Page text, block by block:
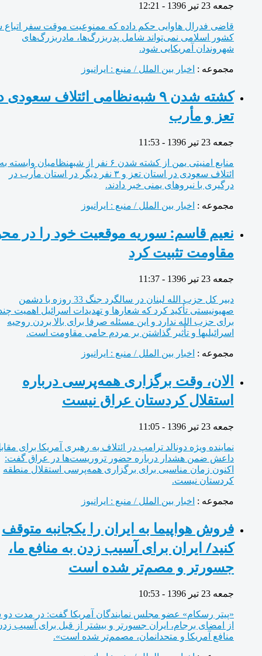
جمعه 23 تیر 1396 - 12:21
قاضی فدرال هاوایی حکم داده که ممنوعیت موقت سفر اتباع شش
کشور اسلامی نمی‌تواند شامل پدربزرگ‌ها، مادربزرگ‌های
شهروندان آمریکایی شود.
مجموعه :اخبار بین الملل / منبع : ایرانیوز
کشته شدن ۹ شبه‌‏نظامی ائتلاف سعودی در
تعز و مأرب
جمعه 23 تیر 1396 - 11:53
منابع امنیتی یمن از کشته شدن ۶ نفر از شبه‎نظامیان وابسته به
ائتلاف سعودی در استان تعز و ۳ نفر دیگر در استان مأرب در
درگیری با نیروهای یمنی خبر دادند.
مجموعه :اخبار بین الملل / منبع : ایرانیوز
نعیم قاسم: سوریه موقعیت خود را در محور
مقاومت تثبیت کرد
جمعه 23 تیر 1396 - 11:37
دبیر کل حزب الله لبنان در سالگرد جنگ 33 روزه با دشمن
صهیونیستی تأکید کرد که شعارها و تهدیدات اسرائیل اهمیت چندانی
برای حزب الله ندارد و این مسئله صرفا برای بالا بردن روحیه
اسرائیلیها و تأثیر گذاشتن بر مردم حامی مقاومت است.
مجموعه :اخبار بین الملل / منبع : ایرانیوز
الان، وقت برگزاری همه‌پرسی درباره
استقلال کردستان عراق نیست
جمعه 23 تیر 1396 - 11:05
نماینده ویژه دونالد ترامپ در ائتلاف به رهبری آمریکا برای مقابله با
داعش ضمن هشدار درباره حضور تروریست‌ها در عراق گفت:
اکنون زمان مناسبی برای برگزاری همه‌پرسی استقلال منطقه
کردستان نیست.
مجموعه :اخبار بین الملل / منبع : ایرانیوز
فروش هواپیما به ایران را یکجانبه متوقف
کنید/ ایران برای آسیب زدن به منافع ما،
جسورتر و مصم‌تر شده است
جمعه 23 تیر 1396 - 10:53
«پیتر رسکام» عضو مجلس نمایندگان آمریکا گفت: در مدت دو سال
از امضای برجام، ایران جسورتر و بیشتر از قبل برای آسیب زدن به
منافع آمریکا و متحدانمان، مصمم‌تر شده است».